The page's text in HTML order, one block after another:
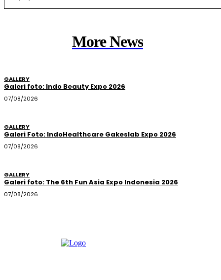
More News
GALLERY
Galeri foto: Indo Beauty Expo 2026
07/08/2026
GALLERY
Galeri Foto: IndoHealthcare Gakeslab Expo 2026
07/08/2026
GALLERY
Galeri foto: The 6th Fun Asia Expo Indonesia 2026
07/08/2026